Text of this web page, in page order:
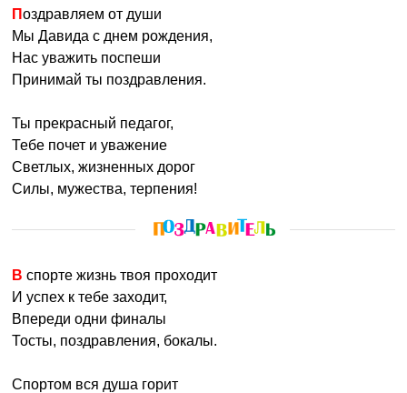
Девушки любят его за его пылкие признания в любви и
желание покорить сердце красавицы доблестными
подвигами. В семейной жизни Давид более приземлен,
но жена много лет подпитывается воспоминаниями о
Давида чаще всего счастливый и верный.
Давида также называют:
Именины:18 сентября, 19 сентября, 2 октября, 7 октября, 15
8 февраля, 14 февраля, 5 марта, 18 марта, 25
июля
Поздравляем от души
Мы Давида с днем рождения,
Нас уважить поспеши
Принимай ты поздравления.
Ты прекрасный педагог,
Тебе почет и уважение
Светлых, жизненных дорог
Силы, мужества, терпения!
В спорте жизнь твоя проходит
И успех к тебе заходит,
Впереди одни финалы
Тосты, поздравления, бокалы.
Спортом вся душа горит